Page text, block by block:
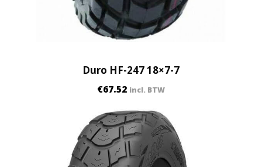
Duro HF-247 18×7-7
€67.52 incl. BTW